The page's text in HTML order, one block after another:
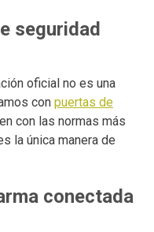
seguridad
oficial no es una
con puertas de
con las normas más
la única manera de
conectada